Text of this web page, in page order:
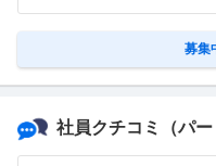
募集
社員クチコミ （パ